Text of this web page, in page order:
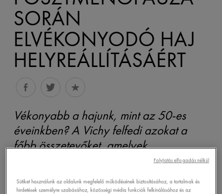
SORÁN
ELVÉKONYODÓ HAJ
HELYREÁLLÍTÁSÁÉRT
Vékonyabb a hajunk, mint az 50-es
éveinkben? A Vichy felfedi azokat a
főbb összetevőket, amelyek
megerősíthetik a menopauza után
elvékonyodott hajat a dúsabb hatásért.
Sütiket használunk az oldalunk megfelelő működésének biztosításához, a tartalmak és
hirdetések személyre szabásához, közösségi média funkciók felkínálásához és az
Folytatás elfogadás nélkül